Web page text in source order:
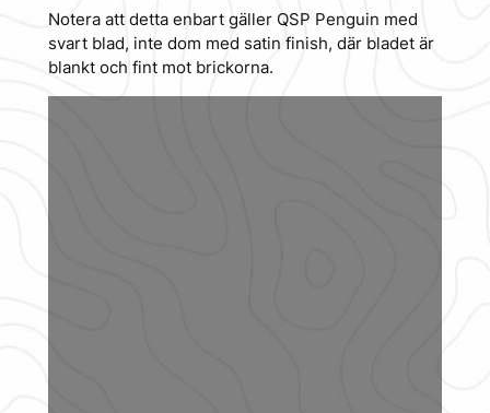
Notera att detta enbart gäller QSP Penguin med
svart blad, inte dom med satin finish, där bladet är
blankt och fint mot brickorna.